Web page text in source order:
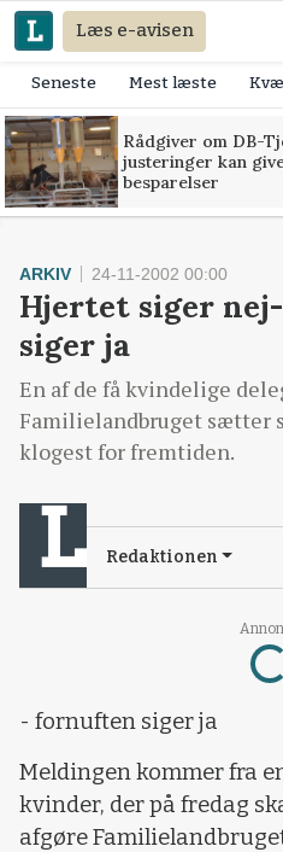
Læs e-avisen
Seneste Mest læste
Rådgiver om DB-
justeringer kan
besparelser
ARKIV 24-11-2002 00:00
Hjertet siger
siger ja
En af de få kvindelige
Familielandbruget sætter
klogest for fremtiden.
Redaktionen
- fornuften siger ja
Meldingen kommer fra
kvinder, der på fredag
afgøre